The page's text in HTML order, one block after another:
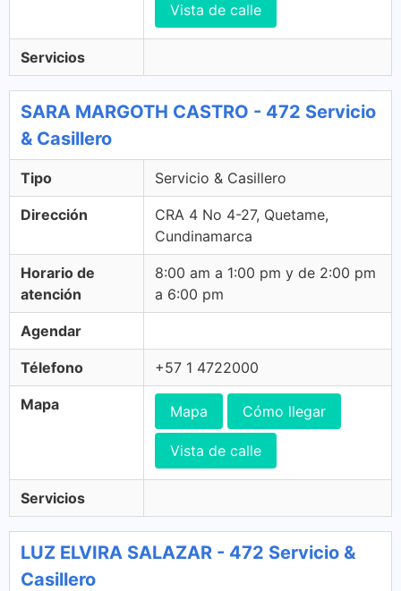
Vista de calle
Servicios
SARA MARGOTH CASTRO - 472 Servicio
& Casillero
Tipo Servicio & Casillero
Dirección
CRA 4 No 4-27, Quetame,
Cundinamarca
Horario de
atención
8:00 am a 1:00 pm y de 2:00 pm
a 6:00 pm
Agendar
Télefono +57 1 4722000
Mapa Mapa Cómo llegar
Vista de calle
Servicios
LUZ ELVIRA SALAZAR - 472 Servicio &
Casillero